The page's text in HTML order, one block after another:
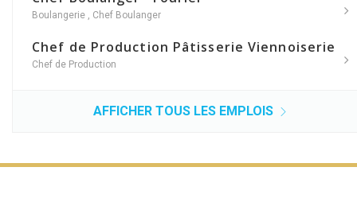
Boulangerie , Chef Boulanger
Chef de Production Pâtisserie Viennoiserie
Chef de Production
AFFICHER TOUS LES EMPLOIS